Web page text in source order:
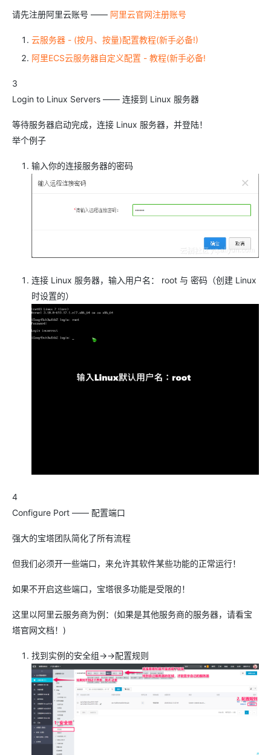
请先注册阿里云账号 —— 阿里云官网注册账号
云服务器 - (按月、按量)配置教程(新手必备!)
阿里ECS云服务器自定义配置 - 教程(新手必备!
3
Login to Linux Servers —— 连接到 Linux 服务器
等待服务器启动完成，连接 Linux 服务器，并登陆！
举个例子
输入你的连接服务器的密码
连接 Linux 服务器，输入用户名： root 与 密码（创建 Linux
时设置的）
4
Configure Port —— 配置端口
强大的宝塔团队简化了所有流程
但我们必须开一些端口，来允许其软件某些功能的正常运行！
如果不开启这些端口，宝塔很多功能是受限的！
这里以阿里云服务商为例：(如果是其他服务商的服务器，请看宝
塔官网文档！)
找到实例的安全组→→配置规则